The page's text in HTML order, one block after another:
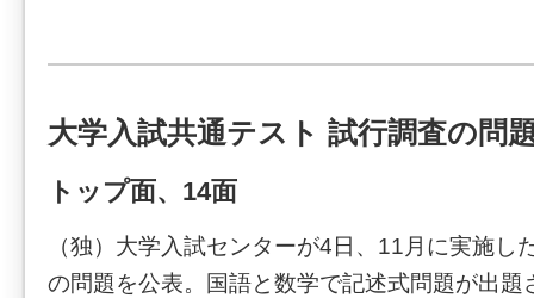
大学入試共通テスト 試行調査の問
トップ面、14面
（独）大学入試センターが4日、11月に実施し
の問題を公表。国語と数学で記述式問題が出題